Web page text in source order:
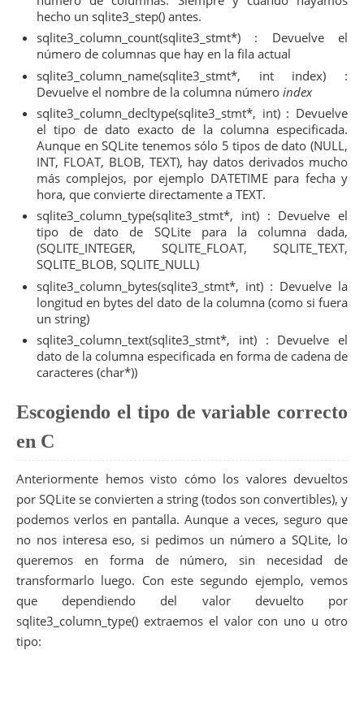
35
37
38
39
40
42
43
44
45
46
47
49
50
51
52
{
sqlite3_column_name
query,i),
sqlite3_column_decltype(query
sqlite3_column_type
query i),
sqlite3_column_bytes
query i
}
printf ("\n");
}
/* Finaliza la consulta y realiza limpieza */
sqlite3_finalize(query );
sqlite3_close_v2
/* Open database */
return 0 ;
}
hecho un sqlite3_step() antes.
sqlite3_column_count(sqlite3_stmt*) : Devuelve el
número de columnas que hay en la fila actual
sqlite3_column_name(sqlite3_stmt*, int index) :
Devuelve el nombre de la columna número index
sqlite3_column_decltype(sqlite3_stmt*, int) : Devuelve
el tipo de dato exacto de la columna especificada.
Aunque en SQLite tenemos sólo 5 tipos de dato (NULL,
INT, FLOAT, BLOB, TEXT), hay datos derivados mucho
más complejos, por ejemplo DATETIME para fecha y
hora, que convierte directamente a TEXT.
sqlite3_column_type(sqlite3_stmt*, int) : Devuelve el
tipo de dato de SQLite para la columna dada,
(SQLITE_INTEGER, SQLITE_FLOAT, SQLITE_TEXT,
SQLITE_BLOB, SQLITE_NULL)
sqlite3_column_bytes(sqlite3_stmt*, int) : Devuelve la
longitud en bytes del dato de la columna (como si fuera
un string)
sqlite3_column_text(sqlite3_stmt*, int) : Devuelve el
dato de la columna especificada en forma de cadena de
caracteres (char*))
Escogiendo el tipo de variable correcto
en C
Anteriormente hemos visto cómo los valores devueltos
por SQLite se convierten a string (todos son convertibles), y
podemos verlos en pantalla. Aunque a veces, seguro que
no nos interesa eso, si pedimos un número a SQLite, lo
queremos en forma de número, sin necesidad de
transformarlo luego. Con este segundo ejemplo, vemos
que dependiendo del valor devuelto por
sqlite3_column_type() extraemos el valor con uno u otro
tipo: